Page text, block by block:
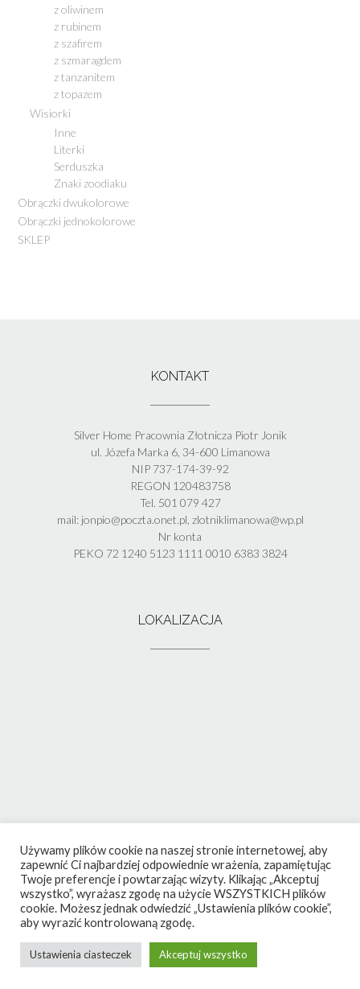
z oliwinem
z rubinem
z szafirem
z szmaragdem
z tanzanitem
z topazem
Wisiorki
Inne
Literki
Serduszka
Znaki zoodiaku
Obrączki dwukolorowe
Obrączki jednokolorowe
SKLEP
KONTAKT
Silver Home Pracownia Złotnicza Piotr Jonik
ul. Józefa Marka 6, 34-600 Limanowa
NIP 737-174-39-92
REGON 120483758
Tel. 501 079 427
mail: jonpio@poczta.onet.pl, zlotniklimanowa@wp.pl
Nr konta
PEKO 72 1240 5123 1111 0010 6383 3824
LOKALIZACJA
Theme byOut the Box
Używamy plików cookie na naszej stronie internetowej, aby
zapewnić Ci najbardziej odpowiednie wrażenia, zapamiętując
Twoje preferencje i powtarzając wizyty. Klikając „Akceptuj
wszystko”, wyrażasz zgodę na użycie WSZYSTKICH plików
cookie. Możesz jednak odwiedzić „Ustawienia plików cookie”,
aby wyrazić kontrolowaną zgodę.
Ustawienia ciasteczek Akceptuj wszystko